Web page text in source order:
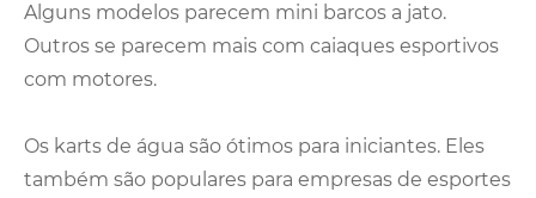
Alguns modelos parecem mini barcos a jato.
Outros se parecem mais com caiaques esportivos
com motores.
Os karts de água são ótimos para iniciantes. Eles
também são populares para empresas de esportes